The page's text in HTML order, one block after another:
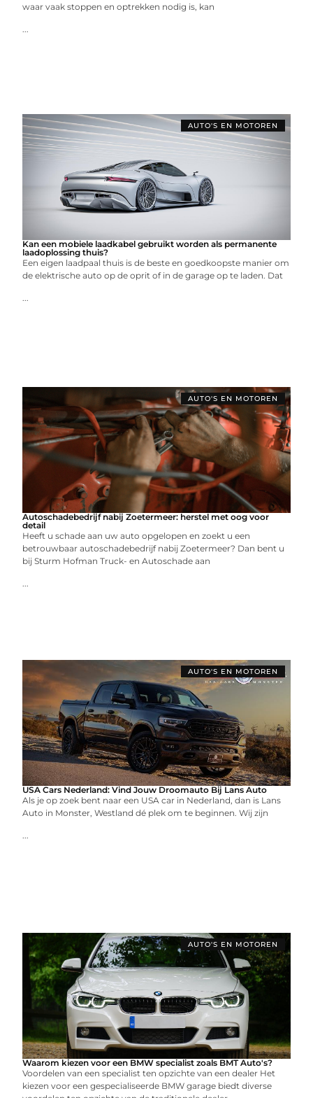
waar vaak stoppen en optrekken nodig is, kan
...
AUTO'S EN MOTOREN
Kan een mobiele laadkabel gebruikt worden als permanente
laadoplossing thuis?
Een eigen laadpaal thuis is de beste en goedkoopste manier om
de elektrische auto op de oprit of in de garage op te laden. Dat
...
AUTO'S EN MOTOREN
Autoschadebedrijf nabij Zoetermeer: herstel met oog voor
detail
Heeft u schade aan uw auto opgelopen en zoekt u een
betrouwbaar autoschadebedrijf nabij Zoetermeer? Dan bent u
bij Sturm Hofman Truck- en Autoschade aan
...
AUTO'S EN MOTOREN
USA Cars Nederland: Vind Jouw Droomauto Bij Lans Auto
Als je op zoek bent naar een USA car in Nederland, dan is Lans
Auto in Monster, Westland dé plek om te beginnen. Wij zijn
...
AUTO'S EN MOTOREN
Waarom kiezen voor een BMW specialist zoals BMT Auto's?
Voordelen van een specialist ten opzichte van een dealer Het
kiezen voor een gespecialiseerde BMW garage biedt diverse